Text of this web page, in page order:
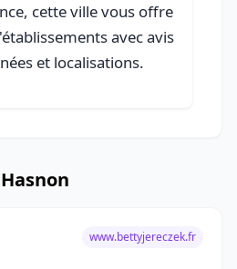
cette ville vous offre
avec avis
et localisations.
www.bettyjereczek.fr